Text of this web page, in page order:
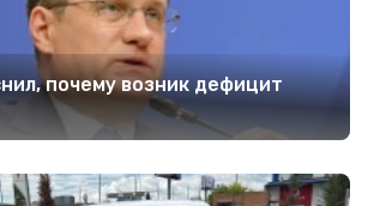
почему возник дефицит